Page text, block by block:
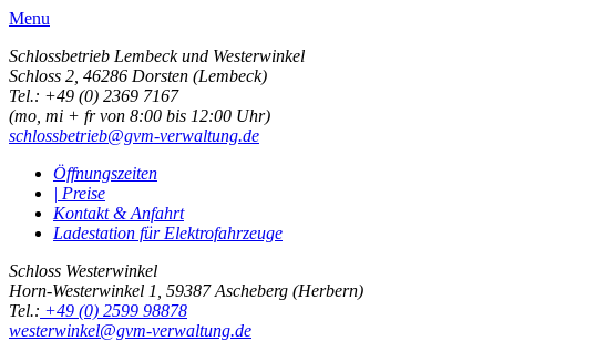
Menu
Schlossbetrieb Lembeck und Westerwinkel
Schloss 2, 46286 Dorsten (Lembeck)
Tel.: +49 (0) 2369 7167
(mo, mi + fr von 8:00 bis 12:00 Uhr)
schlossbetrieb@gvm-verwaltung.de
Öffnungszeiten
| Preise
Kontakt & Anfahrt
Ladestation für Elektrofahrzeuge
Schloss Westerwinkel
Horn-Westerwinkel 1, 59387 Ascheberg (Herbern)
Tel.: +49 (0) 2599 98878
westerwinkel@gvm-verwaltung.de